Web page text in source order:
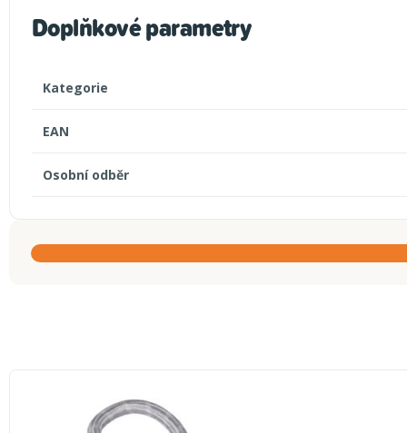
Doplňkové parametry
Kategorie
EAN
Osobní odběr